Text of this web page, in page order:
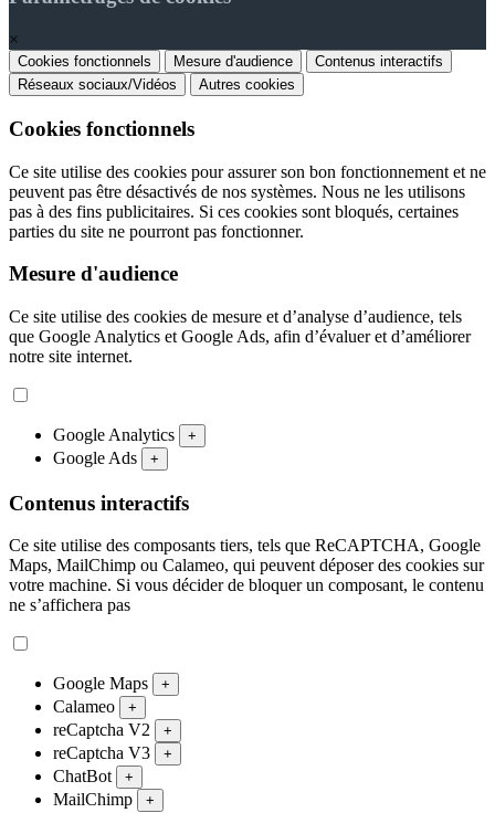
×
Cookies fonctionnels Mesure d'audience
Contenus interactifs
Réseaux sociaux/Vidéos
Autres cookies
Cookies fonctionnels
Ce site utilise des cookies pour assurer son bon fonctionnement et ne
peuvent pas être désactivés de nos systèmes. Nous ne les utilisons
pas à des fins publicitaires. Si ces cookies sont bloqués, certaines
parties du site ne pourront pas fonctionner.
Mesure d'audience
Ce site utilise des cookies de mesure et d’analyse d’audience, tels
que Google Analytics et Google Ads, afin d’évaluer et d’améliorer
notre site internet.
Google Analytics +
Google Ads +
Contenus interactifs
Ce site utilise des composants tiers, tels que ReCAPTCHA, Google
Maps, MailChimp ou Calameo, qui peuvent déposer des cookies sur
votre machine. Si vous décider de bloquer un composant, le contenu
ne s’affichera pas
Google Maps +
Calameo +
reCaptcha V2 +
reCaptcha V3 +
ChatBot +
MailChimp +